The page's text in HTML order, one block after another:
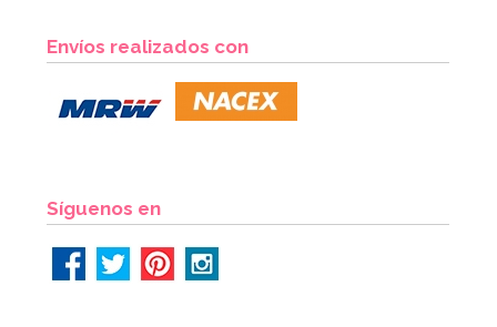
3,95€
Envíos realizados con
Síguenos en